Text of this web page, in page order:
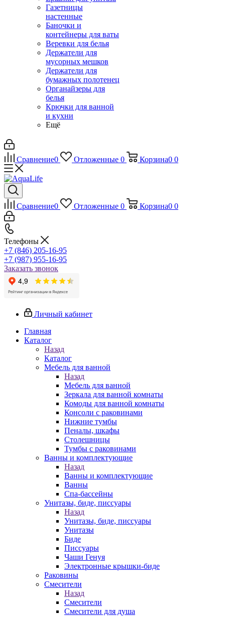
Газетницы
настенные
Баночки и
контейнеры для ваты
Веревки для белья
Держатели для
мусорных мешков
Держатели для
бумажных полотенец
Органайзеры для
белья
Крючки для ванной
и кухни
Ещё
Сравнение0 Отложенные 0 Корзина0 0
Сравнение0 Отложенные 0 Корзина0 0
Телефоны
+7 (846) 205-16-95
+7 (987) 955-16-95
Заказать звонок
Личный кабинет
Главная
Каталог
Назад
Каталог
Мебель для ванной
Назад
Мебель для ванной
Зеркала для ванной комнаты
Комоды для ванной комнаты
Консоли с раковинами
Нижние тумбы
Пеналы, шкафы
Столешницы
Тумбы с раковинами
Ванны и комплектующие
Назад
Ванны и комплектующие
Ванны
Спа-бассейны
Унитазы, биде, писсуары
Назад
Унитазы, биде, писсуары
Унитазы
Биде
Писсуары
Чаши Генуя
Электронные крышки-биде
Раковины
Смесители
Назад
Смесители
Смесители для душа